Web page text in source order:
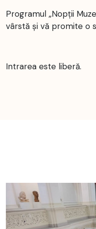
Programul „Nopții
vârstă și vă promite o
Intrarea este liberă.